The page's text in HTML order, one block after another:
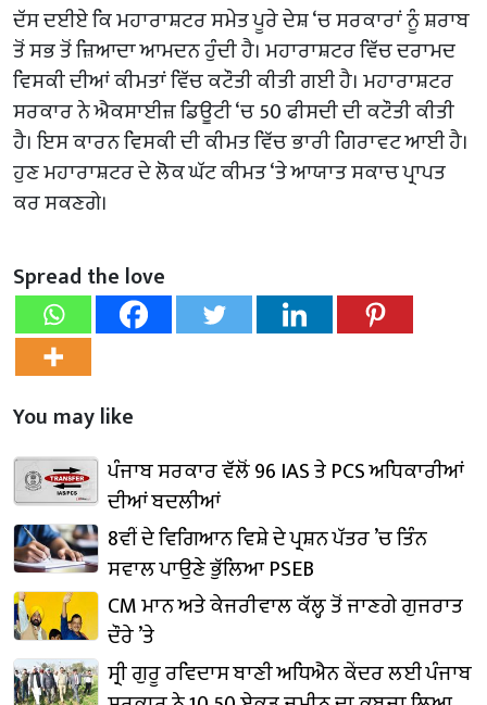
ਦੱਸ ਦਈਏ ਕਿ ਮਹਾਰਾਸ਼ਟਰ ਸਮੇਤ ਪੂਰੇ ਦੇਸ਼ ‘ਚ ਸਰਕਾਰਾਂ ਨੂੰ ਸ਼ਰਾਬ
ਤੋਂ ਸਭ ਤੋਂ ਜ਼ਿਆਦਾ ਆਮਦਨ ਹੁੰਦੀ ਹੈ। ਮਹਾਰਾਸ਼ਟਰ ਵਿੱਚ ਦਰਾਮਦ
ਵਿਸਕੀ ਦੀਆਂ ਕੀਮਤਾਂ ਵਿੱਚ ਕਟੌਤੀ ਕੀਤੀ ਗਈ ਹੈ। ਮਹਾਰਾਸ਼ਟਰ
ਸਰਕਾਰ ਨੇ ਐਕਸਾਈਜ਼ ਡਿਊਟੀ ‘ਚ 50 ਫੀਸਦੀ ਦੀ ਕਟੌਤੀ ਕੀਤੀ
ਹੈ। ਇਸ ਕਾਰਨ ਵਿਸਕੀ ਦੀ ਕੀਮਤ ਵਿੱਚ ਭਾਰੀ ਗਿਰਾਵਟ ਆਈ ਹੈ।
ਹੁਣ ਮਹਾਰਾਸ਼ਟਰ ਦੇ ਲੋਕ ਘੱਟ ਕੀਮਤ ‘ਤੇ ਆਯਾਤ ਸਕਾਚ ਪ੍ਰਾਪਤ
ਕਰ ਸਕਣਗੇ।
Spread the love
You may like
ਪੰਜਾਬ ਸਰਕਾਰ ਵੱਲੋਂ 96 IAS ਤੇ PCS ਅਧਿਕਾਰੀਆਂ
ਦੀਆਂ ਬਦਲੀਆਂ
8ਵੀਂ ਦੇ ਵਿਗਿਆਨ ਵਿਸ਼ੇ ਦੇ ਪ੍ਰਸ਼ਨ ਪੱਤਰ ’ਚ ਤਿੰਨ
ਸਵਾਲ ਪਾਉਣੇ ਭੁੱਲਿਆ PSEB
CM ਮਾਨ ਅਤੇ ਕੇਜਰੀਵਾਲ ਕੱਲ੍ਹ ਤੋਂ ਜਾਣਗੇ ਗੁਜਰਾਤ
ਦੌਰੇ ’ਤੇ
ਸ੍ਰੀ ਗੁਰੂ ਰਵਿਦਾਸ ਬਾਣੀ ਅਧਿਐਨ ਕੇਂਦਰ ਲਈ ਪੰਜਾਬ